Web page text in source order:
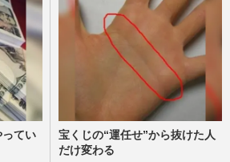
てい
宝くじの“運任せ”から抜けた人
だけ変わる